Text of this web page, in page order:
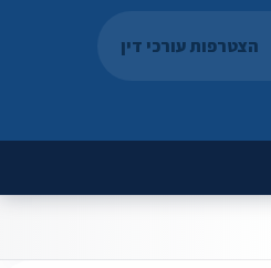
הצטרפות עורכי דין